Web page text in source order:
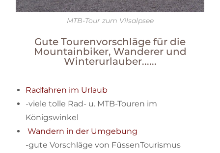
MTB-Tour zum Vilsalpsee
Gute Tourenvorschläge für die
Mountainbiker, Wanderer und
Winterurlauber......
Radfahren im Urlaub
-viele tolle Rad- u. MTB-Touren im
Königswinkel
Wandern in der Umgebung
-gute Vorschläge von FüssenTourismus